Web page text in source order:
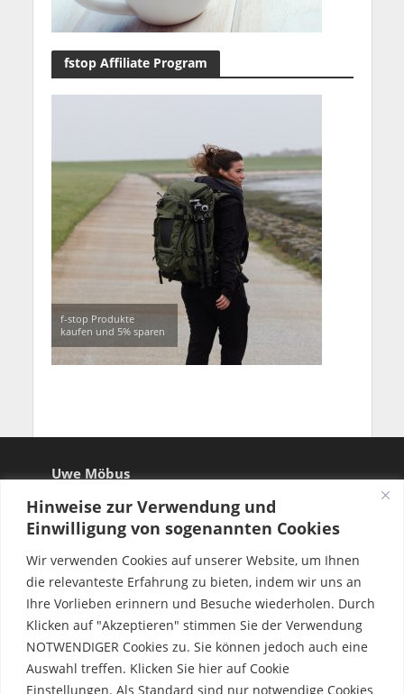
Hinweise zur Verwendung und
Einwilligung von sogenannten Cookies
Wir verwenden Cookies auf unserer Website, um Ihnen
die relevanteste Erfahrung zu bieten, indem wir uns an
Ihre Vorlieben erinnern und Besuche wiederholen. Durch
Klicken auf "Akzeptieren" stimmen Sie der Verwendung
NOTWENDIGER Cookies zu. Sie können jedoch auch eine
Auswahl treffen. Klicken Sie hier auf Cookie
Einstellungen. Als Standard sind nur notwendige Cookies
fstop Affiliate Program
f-stop Produkte
kaufen und 5% sparen
Uwe Möbus